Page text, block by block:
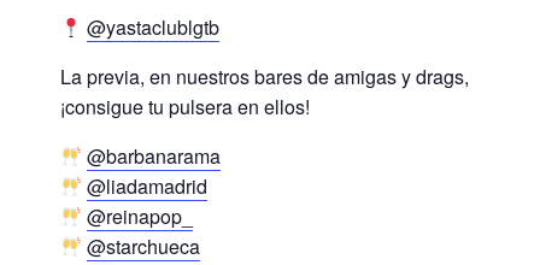
@yastaclublgtb
La previa, en nuestros bares de amigas y drags,
¡consigue tu pulsera en ellos!
@barbanarama
@liadamadrid
@reinapop_
@starchueca